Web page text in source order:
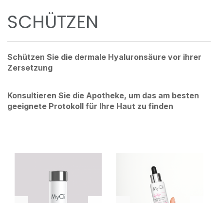
SCHÜTZEN
Schützen Sie die dermale Hyaluronsäure vor ihrer
Zersetzung
Konsultieren Sie die Apotheke, um das am besten
geeignete Protokoll für Ihre Haut zu finden